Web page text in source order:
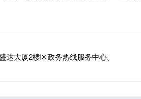
大厦2楼区政务热线服务中心。